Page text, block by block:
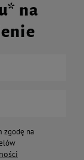
na
zgodę na